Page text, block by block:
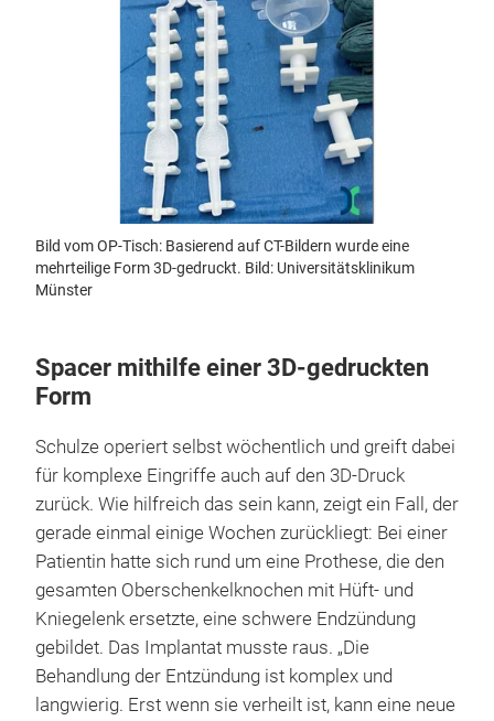
Bild vom OP-Tisch: Basierend auf CT-Bildern wurde eine
mehrteilige Form 3D-gedruckt. Bild: Universitätsklinikum
Münster
Spacer mithilfe einer 3D-gedruckten
Form
Schulze operiert selbst wöchentlich und greift dabei
für komplexe Eingriffe auch auf den 3D-Druck
zurück. Wie hilfreich das sein kann, zeigt ein Fall, der
gerade einmal einige Wochen zurückliegt: Bei einer
Patientin hatte sich rund um eine Prothese, die den
gesamten Oberschenkelknochen mit Hüft- und
Kniegelenk ersetzte, eine schwere Endzündung
gebildet. Das Implantat musste raus. „Die
Behandlung der Entzündung ist komplex und
langwierig. Erst wenn sie verheilt ist, kann eine neue